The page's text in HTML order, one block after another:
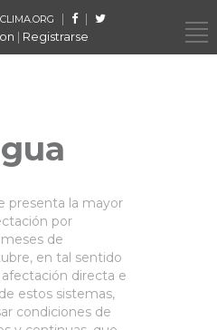
|
|
| Registrarse
presenta la mayor
por
de
en tal sentido
directa e
estos sistemas,
condiciones de